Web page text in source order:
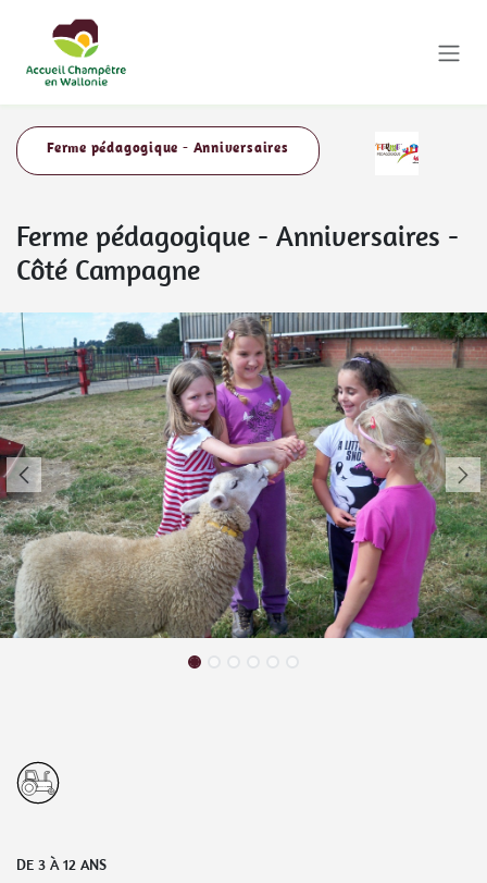
Ferme pédagogique - Anniversaires
Ferme pédagogique - Anniversaires -
Côté Campagne
DE 3 À12 ANS